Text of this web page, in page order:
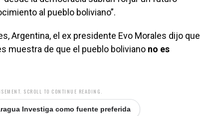
al pueblo boliviano”.
Argentina, el ex presidente Evo Morales dijo que
muestra de que el pueblo boliviano no es
SCROLL TO CONTINUE READING.
Investiga como fuente preferida